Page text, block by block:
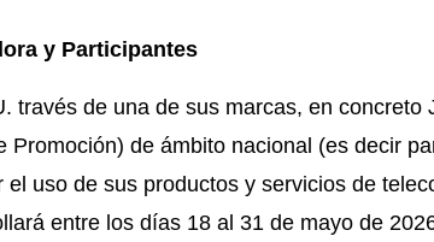
y Participantes
través de una de sus marcas, en concreto
Promoción) de ámbito nacional (es decir
el uso de sus productos y servicios de
entre los días 18 al 31 de mayo de